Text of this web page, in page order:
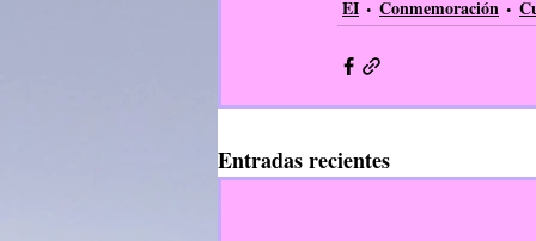
EI Conmemoración
Entradas recientes